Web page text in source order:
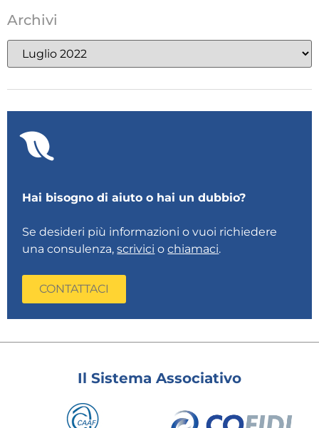
Archivi
Hai bisogno di aiuto o hai un dubbio?
Se desideri più informazioni o vuoi richiedere
una consulenza,scrivici ochiamaci.
CONTATTACI
Il Sistema Associativo